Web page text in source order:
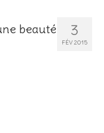
3
FÉV 2015
beauté